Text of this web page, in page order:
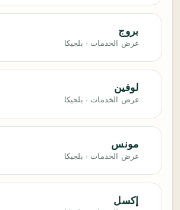
بروج
عرض الخدمات · بلجيكا
لوفين
عرض الخدمات · بلجيكا
مونس
عرض الخدمات · بلجيكا
إكسل